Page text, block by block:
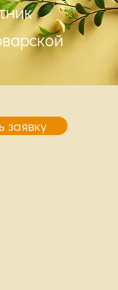
заявку